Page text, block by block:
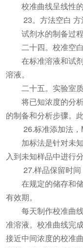
校准曲线呈线性的
23。方法空白 方
试剂水的制备过程
二十四。校准空白
在标准溶液和试剂
溶液。
二十五。实验室质
将已知浓度的分析
的制备和分析步骤。
26.标准添加法，
加标法是针对未知
入到未知样品中进行分
27.样品保留时间
在规定的储存和储
有效期。
每天制作校准曲线
准溶液。校准曲线完
接近中间浓度的校准